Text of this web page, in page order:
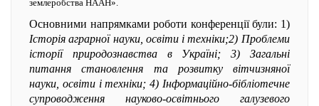
землеробства НААН».
Основними напрямками роботи конференції були: 1)
Історія аграрної науки, освіти і техніки;2) Проблеми
історії природознавства в Україні; 3) Загальні
питання становлення та розвитку вітчизняної
науки, освіти і техніки; 4) Інформаційно-бібліотечне
супроводження науково-освітнього галузевого